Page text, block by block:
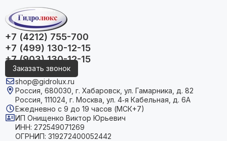
+7 (4212) 755-700
+7 (499) 130-12-15
+7 (903) 130-12-15
Заказать звонок
shop@gidrolux.ru
Россия, 680030, г. Хабаровск, ул. Гамарника, д. 82
Россия, 111024, г. Москва, ул. 4‑я Кабельная, д. 6А
Ежедневно с 9 до 19 часов (МСК+7)
ИП Онищенко Виктор Юрьевич
ИНН: 272549071269
ОГРНИП: 319272400052442